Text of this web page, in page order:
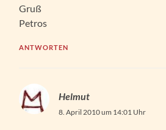
Gruß
Petros
ANTWORTEN
Helmut
8. April 2010 um 14:01 Uhr